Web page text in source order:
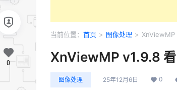
当前位置： 首页 > 图像处理 > XnViewMP
XnViewMP v1.9.8
图像处理 25年12月6日 0
0